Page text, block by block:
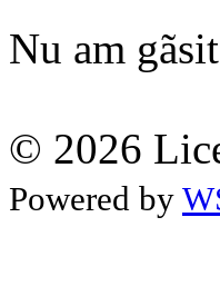
Nu am
© 2026
Powered by